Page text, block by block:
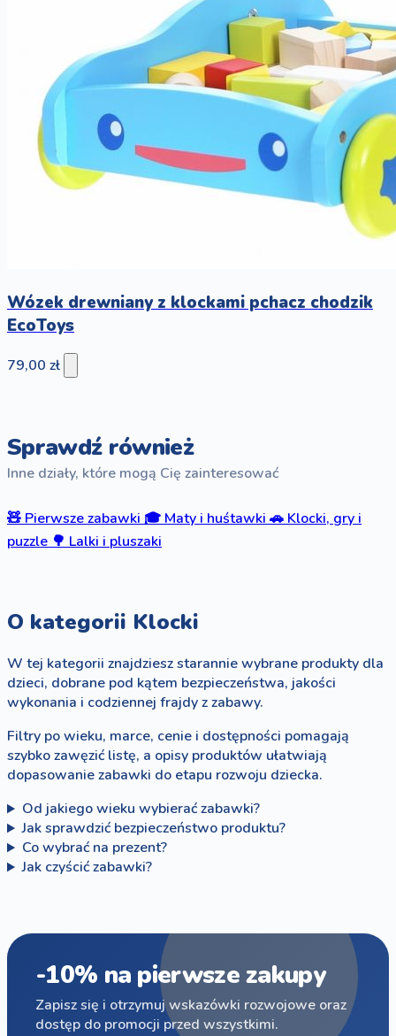
Wózek drewniany z klockami pchacz chodzik
EcoToys
79,00 zł
Sprawdź również
Inne działy, które mogą Cię zainteresować
🧸Pierwsze zabawki🎓Maty i huśtawki🚗Klocki, gry i
puzzle🌳Lalki i pluszaki
O kategorii Klocki
W tej kategorii znajdziesz starannie wybrane produkty dla
dzieci, dobrane pod kątem bezpieczeństwa, jakości
wykonania i codziennej frajdy z zabawy.
Filtry po wieku, marce, cenie i dostępności pomagają
szybko zawęzić listę, a opisy produktów ułatwiają
dopasowanie zabawki do etapu rozwoju dziecka.
Od jakiego wieku wybierać zabawki?
Jak sprawdzić bezpieczeństwo produktu?
Co wybrać na prezent?
Jak czyścić zabawki?
-10% na pierwsze zakupy
Zapisz się i otrzymuj wskazówki rozwojowe oraz
dostęp do promocji przed wszystkimi.